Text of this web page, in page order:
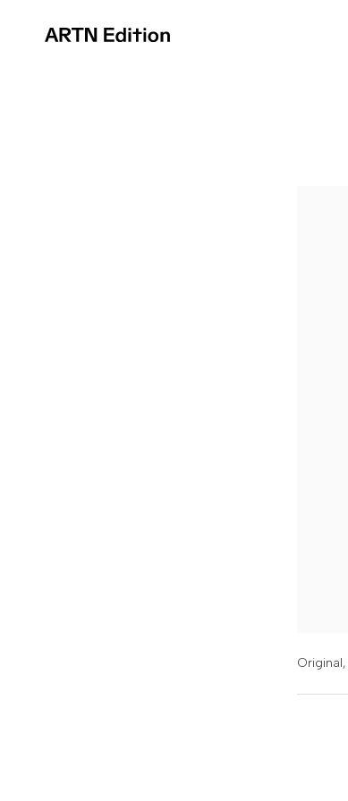
Original,